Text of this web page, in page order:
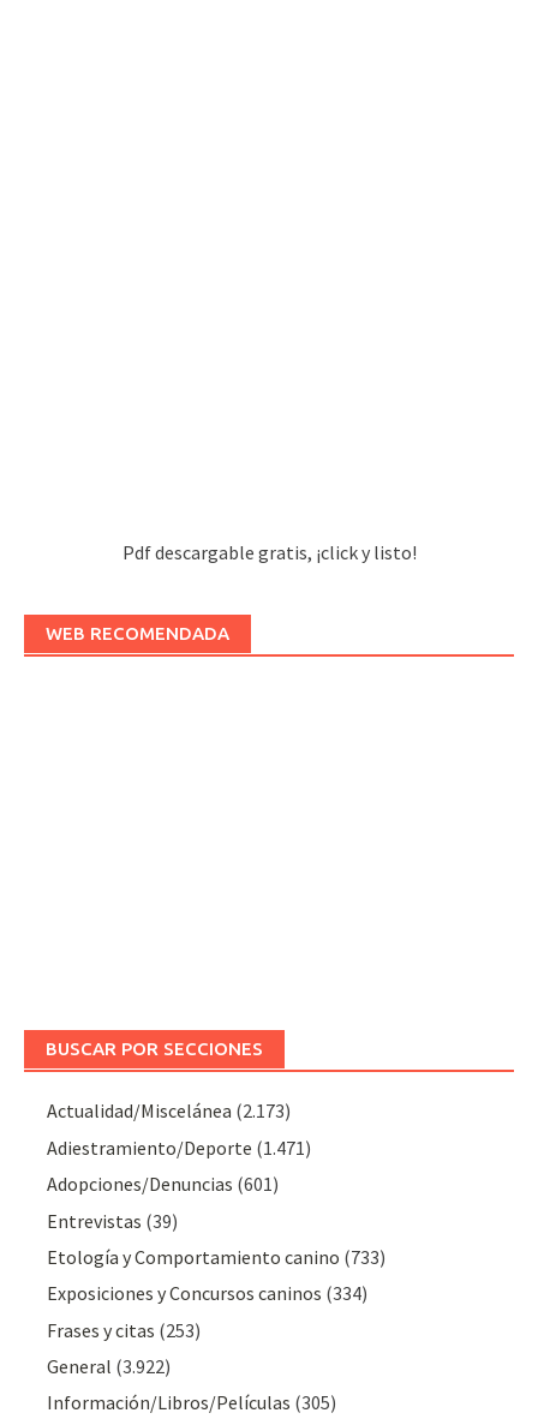
Pdf descargable gratis, ¡click y listo!
WEB RECOMENDADA
BUSCAR POR SECCIONES
Actualidad/Miscelánea (2.173)
Adiestramiento/Deporte (1.471)
Adopciones/Denuncias (601)
Entrevistas (39)
Etología y Comportamiento canino (733)
Exposiciones y Concursos caninos (334)
Frases y citas (253)
General (3.922)
Información/Libros/Películas (305)